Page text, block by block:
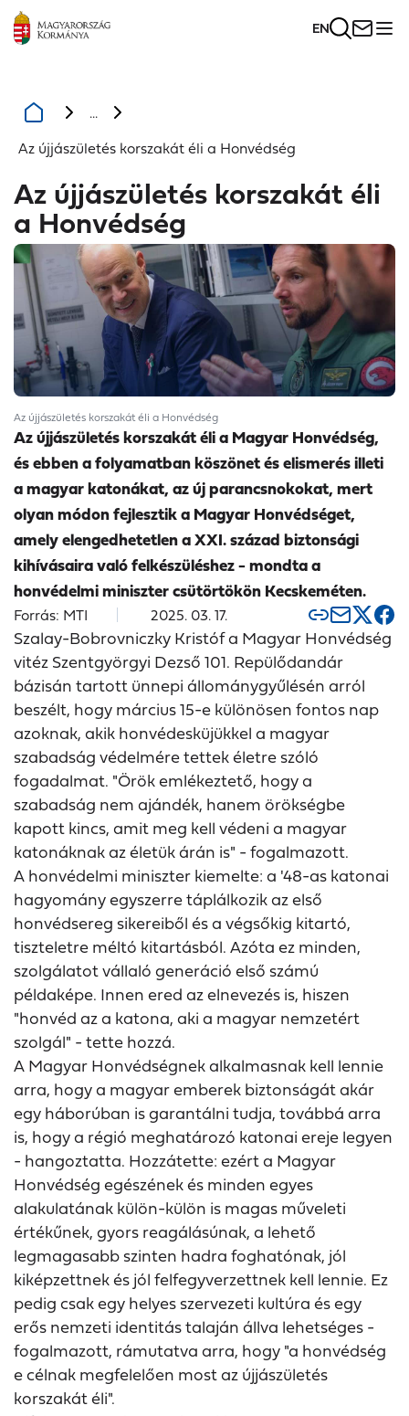
EN
...
Az újjászületés korszakát éli a Honvédség
Az újjászületés korszakát éli
a Honvédség
Az újjászületés korszakát éli a Honvédség
Az újjászületés korszakát éli a Magyar Honvédség,
és ebben a folyamatban köszönet és elismerés illeti
a magyar katonákat, az új parancsnokokat, mert
olyan módon fejlesztik a Magyar Honvédséget,
amely elengedhetetlen a XXI. század biztonsági
kihívásaira való felkészüléshez - mondta a
honvédelmi miniszter csütörtökön Kecskeméten.
Forrás: MTI 2025. 03. 17.
Szalay-Bobrovniczky Kristóf a Magyar Honvédség
vitéz Szentgyörgyi Dezső 101. Repülődandár
bázisán tartott ünnepi állománygyűlésén arról
beszélt, hogy március 15-e különösen fontos nap
azoknak, akik honvédesküjükkel a magyar
szabadság védelmére tettek életre szóló
fogadalmat. "Örök emlékeztető, hogy a
szabadság nem ajándék, hanem örökségbe
kapott kincs, amit meg kell védeni a magyar
katonáknak az életük árán is" - fogalmazott.
A honvédelmi miniszter kiemelte: a '48-as katonai
hagyomány egyszerre táplálkozik az első
honvédsereg sikereiből és a végsőkig kitartó,
tiszteletre méltó kitartásból. Azóta ez minden,
szolgálatot vállaló generáció első számú
példaképe. Innen ered az elnevezés is, hiszen
"honvéd az a katona, aki a magyar nemzetért
szolgál" - tette hozzá.
A Magyar Honvédségnek alkalmasnak kell lennie
arra, hogy a magyar emberek biztonságát akár
egy háborúban is garantálni tudja, továbbá arra
is, hogy a régió meghatározó katonai ereje legyen
- hangoztatta. Hozzátette: ezért a Magyar
Honvédség egészének és minden egyes
alakulatának külön-külön is magas műveleti
értékűnek, gyors reagálásúnak, a lehető
legmagasabb szinten hadra foghatónak, jól
kiképzettnek és jól felfegyverzettnek kell lennie. Ez
pedig csak egy helyes szervezeti kultúra és egy
erős nemzeti identitás talaján állva lehetséges -
fogalmazott, rámutatva arra, hogy "a honvédség
e célnak megfelelően most az újjászületés
korszakát éli".